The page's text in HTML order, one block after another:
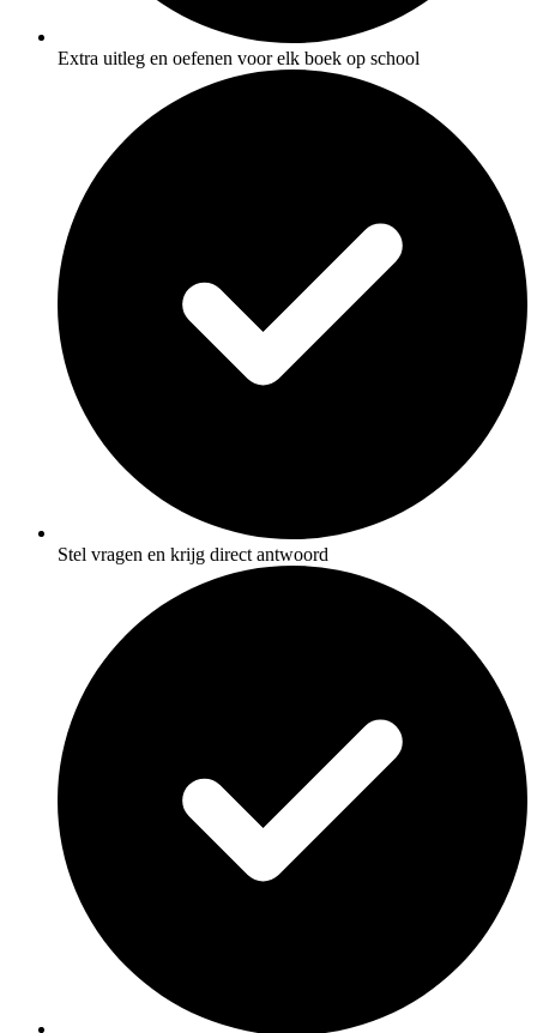
Extra uitleg en oefenen voor elk boek op school
Stel vragen en krijg direct antwoord